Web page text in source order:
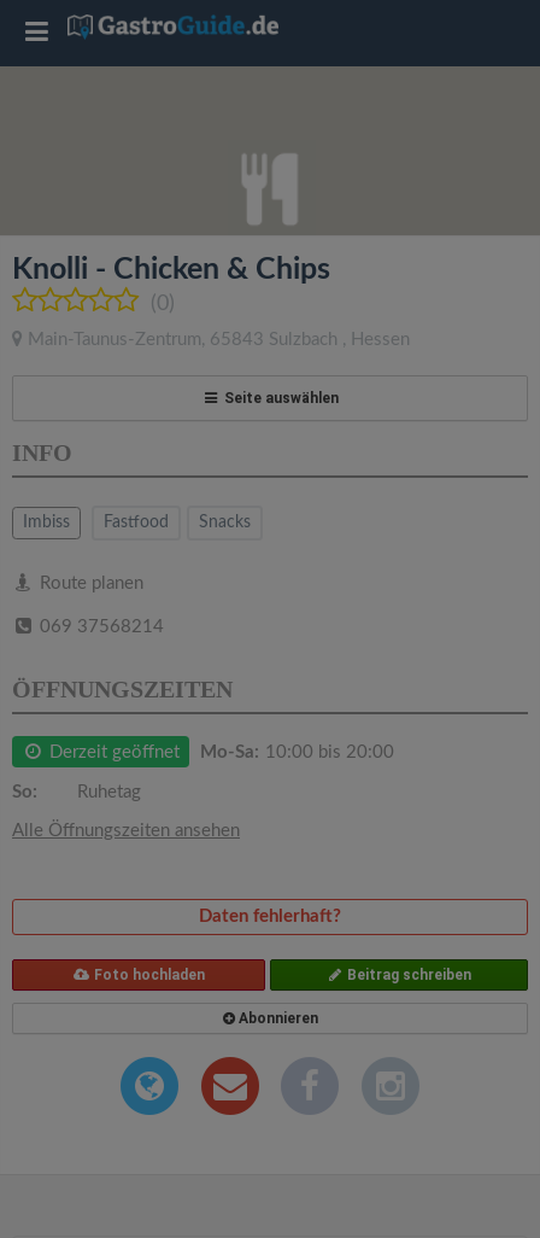
Knolli - Chicken & Chips
(0)
Main-Taunus-Zentrum, 65843 Sulzbach , Hessen
Seite auswählen
INFO
Imbiss Fastfood Snacks
Route planen
069 37568214
ÖFFNUNGSZEITEN
Derzeit geöffnet Mo-Sa: 10:00 bis 20:00
So: Ruhetag
Alle Öffnungszeiten ansehen
Daten fehlerhaft?
Foto hochladen Beitrag schreiben
Abonnieren
T
l
e
a
v
a
n